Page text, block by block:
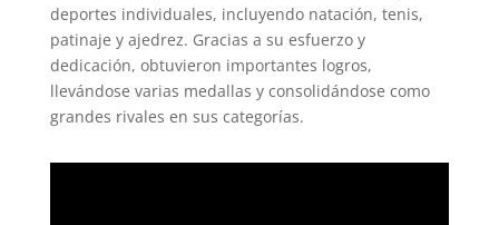
deportes individuales, incluyendo natación, tenis,
patinaje y ajedrez. Gracias a su esfuerzo y
dedicación, obtuvieron importantes logros,
llevándose varias medallas y consolidándose como
grandes rivales en sus categorías.